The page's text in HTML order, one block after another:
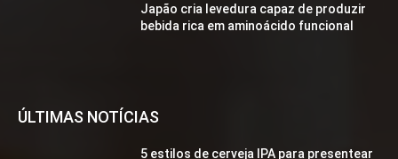
Japão cria levedura capaz de produzir
bebida rica em aminoácido funcional
ÚLTIMAS NOTÍCIAS
5 estilos de cerveja IPA para presentear